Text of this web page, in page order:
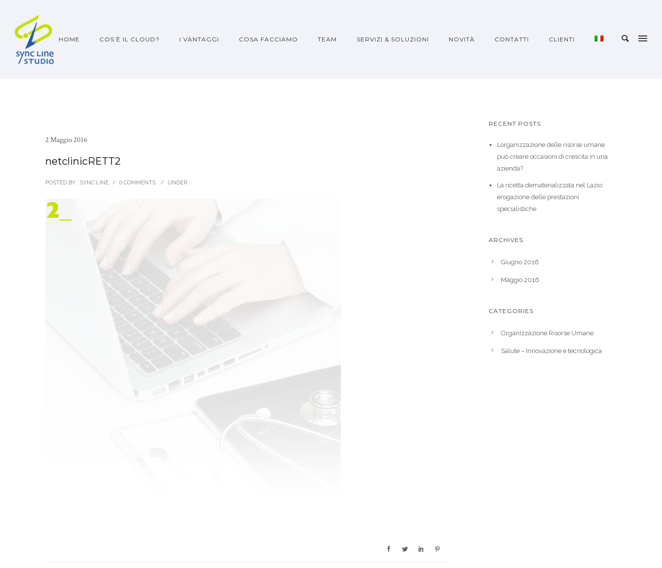
HOME COS’È IL CLOUD? I VANTAGGI COSA FACCIAMO TEAM SERVIZI & SOLUZIONI NOVITÀ CONTATTI CLIENTI
2 Maggio 2016
netclinicRETT2
POSTED BY : SYNC LINE / 0 COMMENTS / UNDER :
RECENT POSTS
L’organizzazione delle risorse umane
può creare occasioni di crescita in una
azienda?
La ricetta dematerializzata nel Lazio:
erogazione delle prestazioni
specialistiche
ARCHIVES
Giugno 2016
Maggio 2016
CATEGORIES
Organizzazione Risorse Umane
Salute – Innovazione e tecnologica